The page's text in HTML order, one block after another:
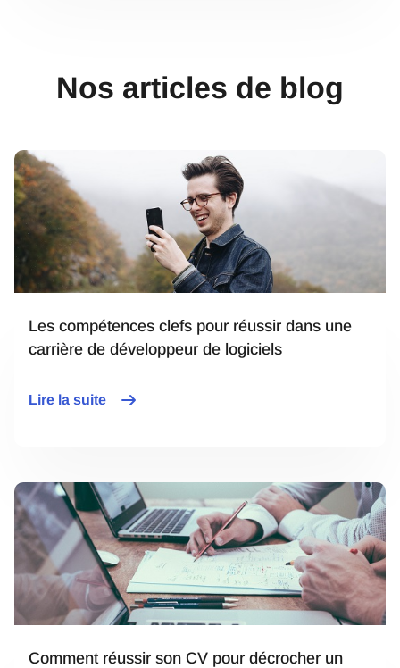
Nos articles de blog
Les compétences clefs pour réussir dans une
carrière de développeur de logiciels
Lire la suite
Comment réussir son CV pour décrocher un